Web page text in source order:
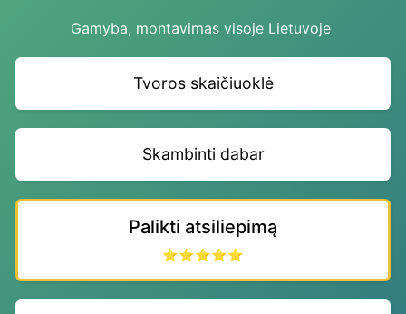
Gamyba, montavimas visoje Lietuvoje
Tvoros skaičiuoklė
Skambinti dabar
Palikti atsiliepimą
⭐⭐⭐⭐⭐